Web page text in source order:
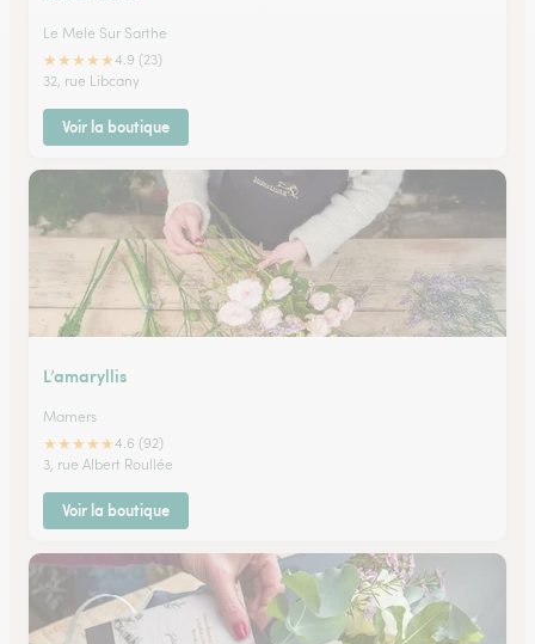
Le Mele Sur Sarthe
★★★★★4.9 (23)
32, rue Libcany
Voir la boutique
L’amaryllis
Mamers
★★★★★4.6 (92)
3, rue Albert Roullée
Voir la boutique